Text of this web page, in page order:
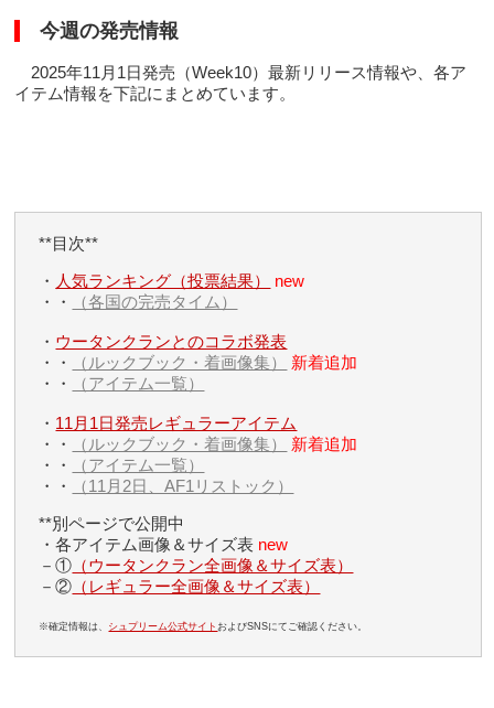
今週の発売情報
2025年11月1日発売（Week10）最新リリース情報や、各ア
イテム情報を下記にまとめています。
**目次**
・ 人気ランキング（投票結果）
new
・・
（各国の完売タイム）
・ ウータンクランとのコラボ発表
・・
（ルックブック・着画像集）
新着追加
・・
（アイテム一覧）
・ 11月1日発売レギュラーアイテム
・・
（ルックブック・着画像集）
新着追加
・・
（アイテム一覧）
・・
（11月2日、AF1リストック）
**別ページで公開中
・各アイテム画像＆サイズ表 new
－① （ウータンクラン全画像＆サイズ表）
－② （レギュラー全画像＆サイズ表）
※確定情報は、 シュプリーム公式サイトおよびSNSにてご確認ください。